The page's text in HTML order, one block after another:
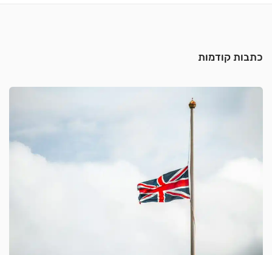
כתבות קודמות